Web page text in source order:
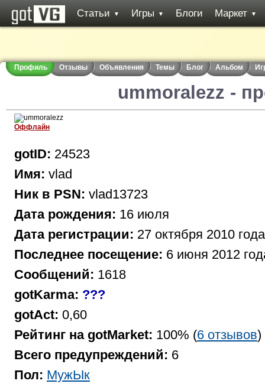
Статьи ▼ Игры ▼ Блоги Маркет ▼
Профиль Отзывы Объявления Темы Блог Альбом
ummoralezz -
Оффлайн
gotID: 24523
Имя: vlad
Ник в PSN: vlad13723
Дата рождения: 16 июля
Дата регистрации: 27 октября 2010 года
Последнее посещение: 6 июня 2012
Сообщений: 1618
gotKarma: ???
gotAct: 0,60
Рейтинг на gotMarket: 100% (6 отзывов)
Всего предупреждений: 6
Пол: МужЫк